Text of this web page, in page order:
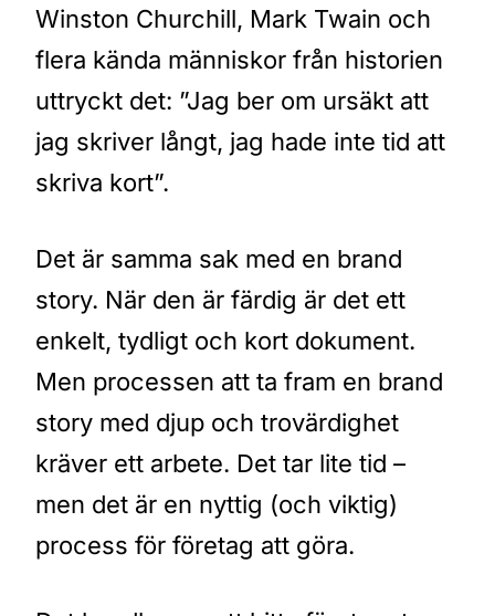
Winston Churchill, Mark Twain och
flera kända människor från historien
uttryckt det: ”Jag ber om ursäkt att
jag skriver långt, jag hade inte tid att
skriva kort”.
Det är samma sak med en brand
story. När den är färdig är det ett
enkelt, tydligt och kort dokument.
Men processen att ta fram en brand
story med djup och trovärdighet
kräver ett arbete. Det tar lite tid –
men det är en nyttig (och viktig)
process för företag att göra.